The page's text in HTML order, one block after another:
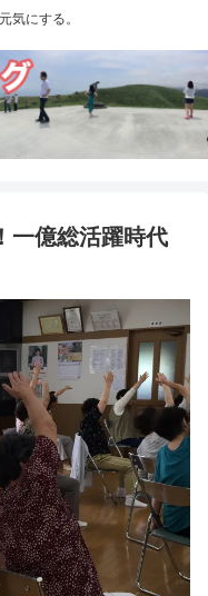
気にする。
一億総活躍時代